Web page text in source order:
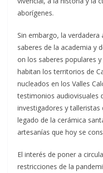
aborígenes.
Sin embargo, la
saberes de la academia y
on los saberes populares
habitan los territorios de
nucleados en los Valles
testimonios audiovisuales
investigadores y talleristas
legado de la cerámica
artesanías que hoy se
El interés de poner a
restricciones de la